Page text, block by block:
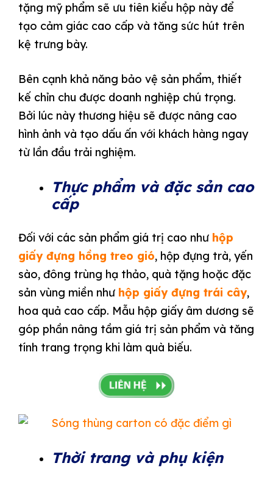
tặng mỹ phẩm sẽ ưu tiên kiểu hộp này để
tạo cảm giác cao cấp và tăng sức hút trên
kệ trưng bày.
Bên cạnh khả năng bảo vệ sản phẩm, thiết
kế chỉn chu được doanh nghiệp chú trọng.
Bởi lúc này thương hiệu sẽ được nâng cao
hình ảnh và tạo dấu ấn với khách hàng ngay
từ lần đầu trải nghiệm.
Thực phẩm và đặc sản cao
cấp
Đối với các sản phẩm giá trị cao như hộp
giấy đựng hồng treo gió, hộp đựng trà, yến
sào, đông trùng hạ thảo, quà tặng hoặc đặc
sản vùng miền như hộp giấy đựng trái cây,
hoa quả cao cấp. Mẫu hộp giấy âm dương sẽ
góp phần nâng tầm giá trị sản phẩm và tăng
tính trang trọng khi làm quà biếu.
Thời trang và phụ kiện